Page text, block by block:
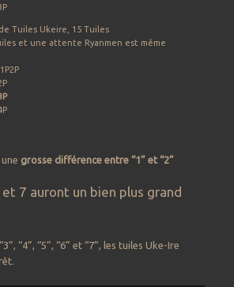
Tuiles Ukeire, 15 Tuiles
et une attente Ryanmen est même
grosse différence entre “1” et “2”
7 auront un bien plus grand
“4”, “5”, “6” et “7”, les tuiles Uke-Ire